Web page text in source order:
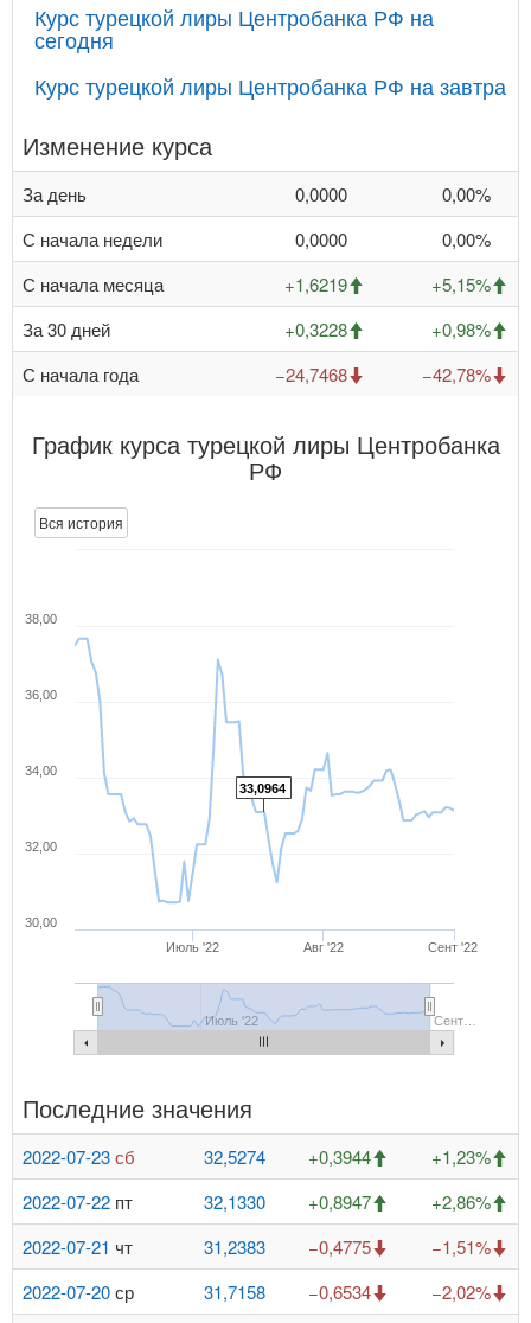
Курс турецкой лиры Центробанка РФ на
сегодня
Курс турецкой лиры Центробанка РФ на завтра
Изменение курса
За день 0,0000
0,00%
С начала недели
0,0000
0,00%
С начала месяца
+1,6219
+5,15%
За 30 дней
+0,3228
+0,98%
С начала года
−24,7468 −42,78%
График курса турецкой лиры Центробанка
РФ
Вся история
33,0964
Июль '22 Авг '22 Сент '22
Июль '22 Сент…
30,00
32,00
34,00
36,00
38,00
Последние значения
2022-07-23сб 32,5274 +0,3944
+1,23%
2022-07-22 пт 32,1330 +0,8947
+2,86%
2022-07-21 чт 31,2383 −0,4775
−1,51%
2022-07-20ср 31,7158 −0,6534
−2,02%